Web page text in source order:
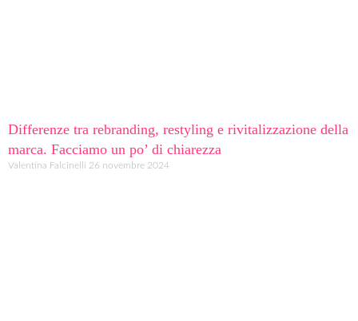
Differenze tra rebranding, restyling e rivitalizzazione della
marca. Facciamo un po’ di chiarezza
Valentina Falcinelli 26 novembre 2024